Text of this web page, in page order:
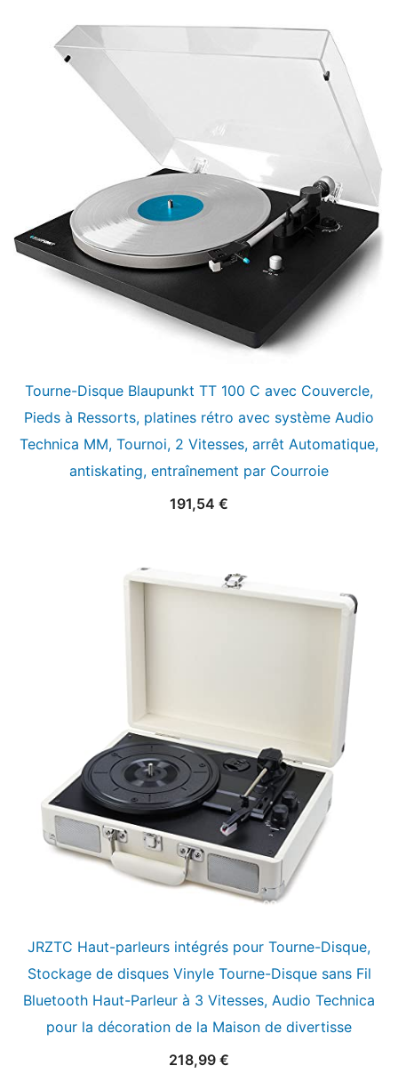
Tourne-Disque Blaupunkt TT 100 C avec Couvercle,
Pieds à Ressorts, platines rétro avec système Audio
Technica MM, Tournoi, 2 Vitesses, arrêt Automatique,
antiskating, entraînement par Courroie
191,54 €
JRZTC Haut-parleurs intégrés pour Tourne-Disque,
Stockage de disques Vinyle Tourne-Disque sans Fil
Bluetooth Haut-Parleur à 3 Vitesses, Audio Technica
pour la décoration de la Maison de divertisse
218,99 €